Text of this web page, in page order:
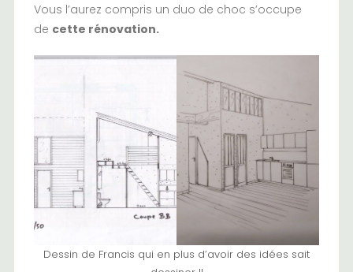
Vous l’aurez compris un duo de choc s’occupe
de cette rénovation.
Dessin de Francis qui en plus d’avoir des idées sait